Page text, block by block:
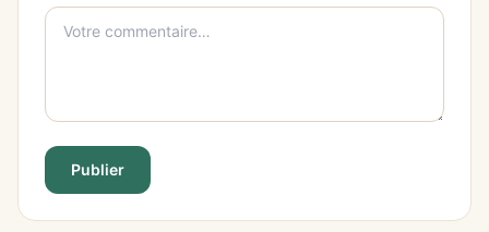
Publier